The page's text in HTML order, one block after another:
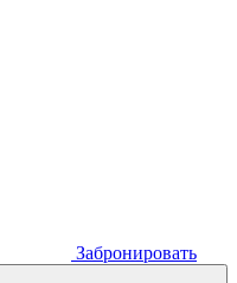
Забронировать